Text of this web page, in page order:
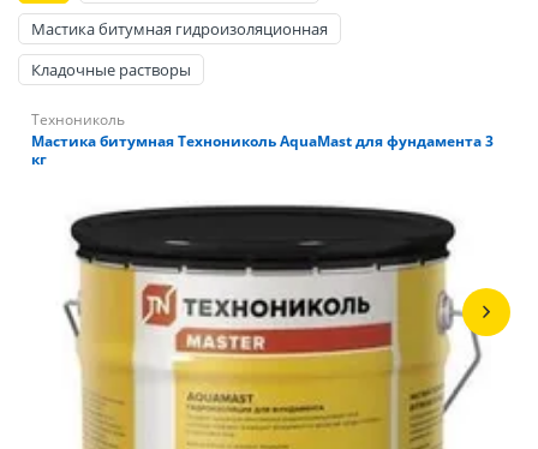
Мастика битумная гидроизоляционная
Кладочные растворы
Технониколь
Мастика битумная Технониколь AquaMast для фундамента 3
кг